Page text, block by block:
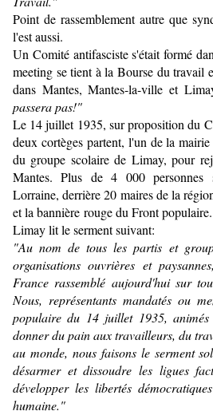
Point de rassemblement autre que
l'est aussi.
Un Comité antifasciste s'était formé
meeting se tient à la Bourse du travail
dans Mantes, Mantes-la-ville et
passera pas!"
Le 14 juillet 1935, sur proposition du
deux cortèges partent, l'un de la
du groupe scolaire de Limay, pour
Mantes. Plus de 4 000 personnes
Lorraine, derrière 20 maires de la
et la bannière rouge du Front
Limay lit le serment suivant:
"Au nom de tous les partis et
organisations ouvrières et
France rassemblé aujourd'hui sur
Nous, représentants mandatés ou
populaire du 14 juillet 1935,
donner du pain aux travailleurs, du
au monde, nous faisons le serment
désarmer et dissoudre les ligues
développer les libertés
humaine."